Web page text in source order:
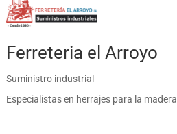
Ferreteria el Arroyo
Suministro industrial
Especialistas en herrajes para la madera